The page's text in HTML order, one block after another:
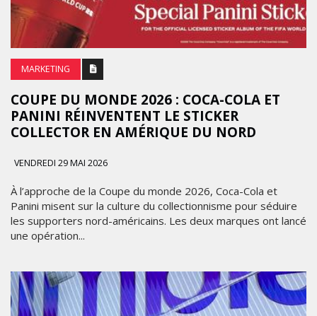
MARKETING
COUPE DU MONDE 2026 : COCA-COLA ET
PANINI RÉINVENTENT LE STICKER
COLLECTOR EN AMÉRIQUE DU NORD
VENDREDI 29 MAI 2026
À l’approche de la Coupe du monde 2026, Coca-Cola et
Panini misent sur la culture du collectionnisme pour séduire
les supporters nord-américains. Les deux marques ont lancé
une opération...